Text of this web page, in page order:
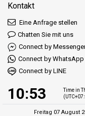
Kontakt
Eine Anfrage stellen
Chatten Sie mit uns
Connect by
Connect by WhatsApp
Connect by LINE
10:53
Time in
Freitag 07 August